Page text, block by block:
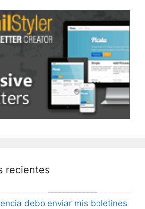
recientes
debo enviar mis boletines